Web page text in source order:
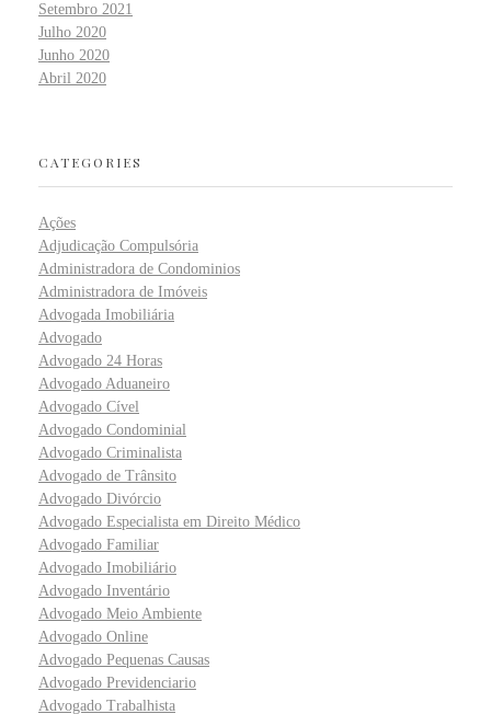
Setembro 2021
Julho 2020
Junho 2020
Abril 2020
CATEGORIES
Ações
Adjudicação Compulsória
Administradora de Condominios
Administradora de Imóveis
Advogada Imobiliária
Advogado
Advogado 24 Horas
Advogado Aduaneiro
Advogado Cível
Advogado Condominial
Advogado Criminalista
Advogado de Trânsito
Advogado Divórcio
Advogado Especialista em Direito Médico
Advogado Familiar
Advogado Imobiliário
Advogado Inventário
Advogado Meio Ambiente
Advogado Online
Advogado Pequenas Causas
Advogado Previdenciario
Advogado Trabalhista